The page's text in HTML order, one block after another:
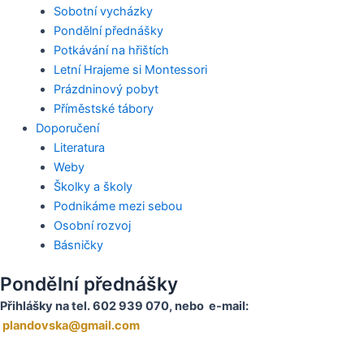
Sobotní vycházky
Pondělní přednášky
Potkávání na hřištích
Letní Hrajeme si Montessori
Prázdninový pobyt
Příměstské tábory
Doporučení
Literatura
Weby
Školky a školy
Podnikáme mezi sebou
Osobní rozvoj
Básničky
Pondělní přednášky
Přihlášky na tel. 602 939 070, nebo e-mail:
plandovska@gmail.com